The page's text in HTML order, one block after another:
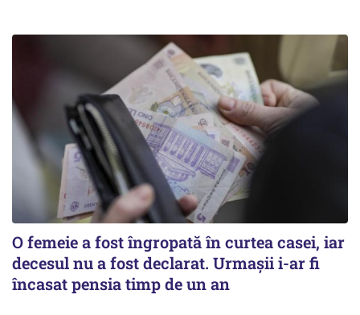
O femeie a fost îngropată în curtea casei, iar
decesul nu a fost declarat. Urmașii i-ar fi
încasat pensia timp de un an